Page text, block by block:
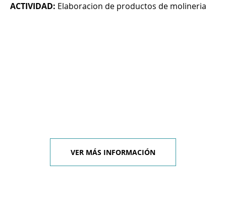
ACTIVIDAD: Elaboracion de productos de molineria
VER MÁS INFORMACIÓN